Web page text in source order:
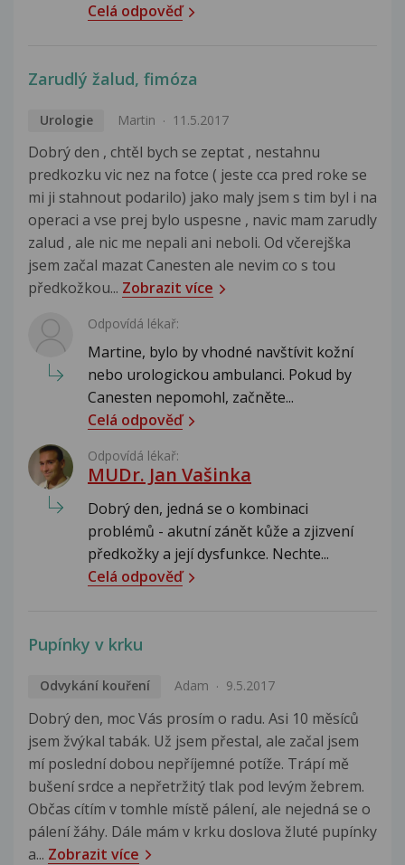
Celá odpověď
Zarudlý žalud, fimóza
Urologie Martin 11.5.2017
Dobrý den , chtěl bych se zeptat , nestahnu
predkozku vic nez na fotce ( jeste cca pred roke se
mi ji stahnout podarilo) jako maly jsem s tim byl i na
operaci a vse prej bylo uspesne , navic mam zarudly
zalud , ale nic me nepali ani neboli. Od včerejška
jsem začal mazat Canesten ale nevim co s tou
předkožkou... Zobrazit více
Odpovídá lékař:
Martine, bylo by vhodné navštívit kožní
nebo urologickou ambulanci. Pokud by
Canesten nepomohl, začněte...
Celá odpověď
Odpovídá lékař:
MUDr. Jan Vašinka
Dobrý den, jedná se o kombinaci
problémů - akutní zánět kůže a zjizvení
předkožky a její dysfunkce. Nechte...
Celá odpověď
Pupínky v krku
Odvykání kouření Adam 9.5.2017
Dobrý den, moc Vás prosím o radu. Asi 10 měsíců
jsem žvýkal tabák. Už jsem přestal, ale začal jsem
mí poslední dobou nepříjemné potíže. Trápí mě
bušení srdce a nepřetržitý tlak pod levým žebrem.
Občas cítím v tomhle místě pálení, ale nejedná se o
pálení žáhy. Dále mám v krku doslova žluté pupínky
a... Zobrazit více